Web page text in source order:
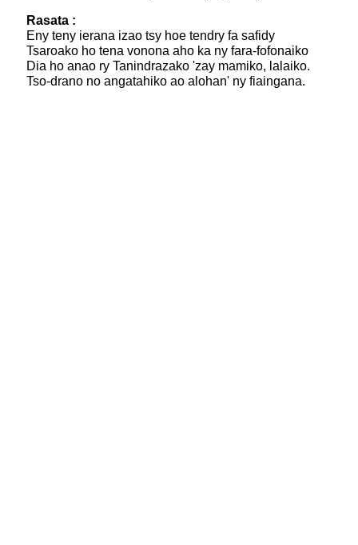
Rasata :
Eny teny ierana izao tsy hoe tendry fa safidy
Tsaroako ho tena vonona aho ka ny fara-fofonaiko
Dia ho anao ry Tanindrazako 'zay mamiko, lalaiko.
Tso-drano no angatahiko ao alohan' ny fiaingana.